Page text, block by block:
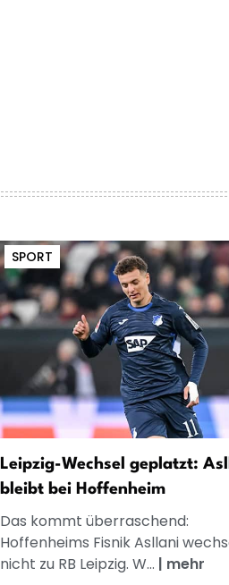
SPORT
Leipzig-Wechsel geplatzt:
bleibt bei Hoffenheim
Das kommt überraschend:
Hoffenheims Fisnik Asllani
nicht zu RB Leipzig. W... | mehr